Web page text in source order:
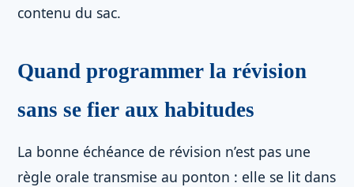
contenu du sac.
Quand programmer la révision
sans se fier aux habitudes
La bonne échéance de révision n’est pas une
règle orale transmise au ponton : elle se lit dans